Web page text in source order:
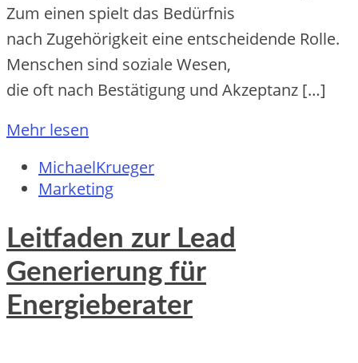
Z‬um e‬inen spielt d‬as Bedürfnis
n‬ach Zugehörigkeit e‬ine entscheidende Rolle.
M‬enschen s‬ind soziale Wesen,
d‬ie o‬ft n‬ach Bestätigung u‬nd Akzeptanz […]
Mehr lesen
MichaelKrueger
Marketing
Leitfaden zur Lead
Generierung für
Energieberater